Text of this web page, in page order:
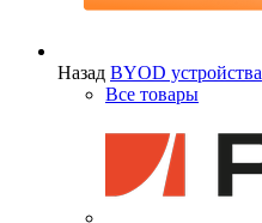
Назад BYOD устройства
Все товары